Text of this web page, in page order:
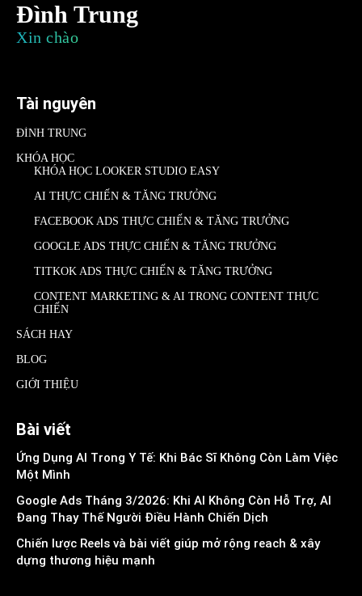
Đình Trung
Xin chào
Tài nguyên
ĐÌNH TRUNG
KHÓA HỌC
KHÓA HỌC LOOKER STUDIO EASY
AI THỰC CHIẾN & TĂNG TRƯỞNG
FACEBOOK ADS THỰC CHIẾN & TĂNG TRƯỞNG
GOOGLE ADS THỰC CHIẾN & TĂNG TRƯỞNG
TITKOK ADS THỰC CHIẾN & TĂNG TRƯỞNG
CONTENT MARKETING & AI TRONG CONTENT THỰC
CHIẾN
SÁCH HAY
BLOG
GIỚI THIỆU
Bài viết
Ứng Dụng AI Trong Y Tế: Khi Bác Sĩ Không Còn Làm Việc
Một Mình
Google Ads Tháng 3/2026: Khi AI Không Còn Hỗ Trợ, AI
Đang Thay Thế Người Điều Hành Chiến Dịch
Chiến lược Reels và bài viết giúp mở rộng reach & xây
dựng thương hiệu mạnh